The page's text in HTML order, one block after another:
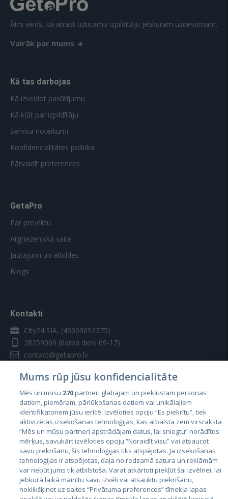
Ātrs veids, kā atrast uzticamu izpildītāju jebkuram uzdevumam.
Vairāk par mums
Kā tas darbojas
Kā izveidot pasūtījumu
Kā kļūt par izpildītāju
Servisa noteikumi
Konfidencialitātes politika
Pārvaldīt preferences
GetaPro
Par projektu
Atgriezeniskā saite
Jautājumi un atbildes
Blogs
Kontakti
City24 SIA, (40003692375)
28259069 (darba dien. 09-17)
contact@getapro.lv
Valstis
Igaunija
Latvija
Lietuva
Mums rūp jūsu konfidencialitāte
Mēs un mūsu 270partneri glabājam un piekļūstam personas
datiem, piemēram, pārlūkošanas datiem vai unikālajiem
identifikatoriem jūsu ierīcē. Izvēloties opciju “Es piekrītu”, tiek
aktivizētas izsekošanas tehnoloģijas, kas atbalsta zem virsraksta
“Mēs un mūsu partneri apstrādājam datus, lai sniegtu” norādītos
mērķus, savukārt izvēloties opciju “Noraidīt visu” vai atsaucot
savu piekrišanu, šīs tehnoloģijas tiks atspējotas. Ja izsekošanas
tehnoloģijas ir atspējotas, daļa no redzamā satura un reklāmām
var nebūt jums tik atbilstoša. Varat atkārtoti piekļūt šai izvēlnei, lai
jebkurā laikā mainītu savu izvēli vai atsauktu piekrišanu,
noklikšķinot uz saites “Privātuma preferences” tīmekļa lapas